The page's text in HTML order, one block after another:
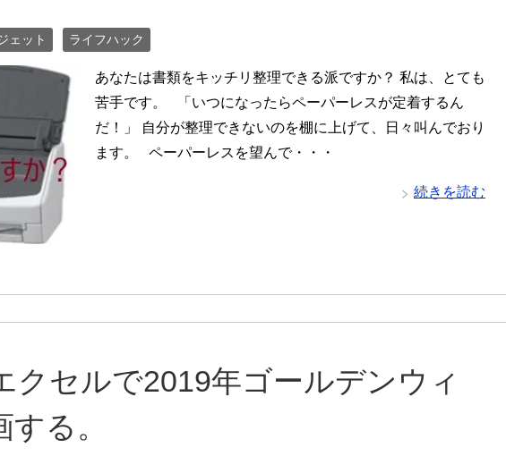
ェット ライフハック
あなたは書類をキッチリ整理できる派ですか？ 私は、とても
苦手です。 「いつになったらペーパーレスが定着するん
だ！」 自分が整理できないのを棚に上げて、日々叫んでおり
ます。 ペーパーレスを望んで・・・
続きを読む
クセルで2019年ゴールデンウィ
る。